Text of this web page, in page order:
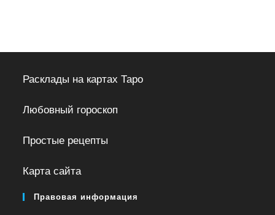
Расклады на картах Таро
Любовный гороскоп
Простые рецепты
Карта сайта
Правовая информация